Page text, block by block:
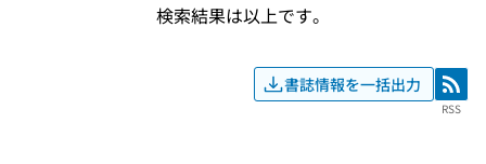
検索結果は以上です。
書誌情報を一括出力 RSS
RSS